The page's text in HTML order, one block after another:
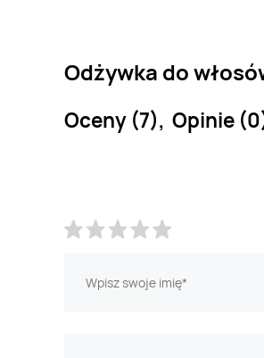
Odżywka do
Oceny (7), Opinie